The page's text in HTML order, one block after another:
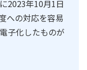
2023年10月1日
への対応を容易
子化したものが